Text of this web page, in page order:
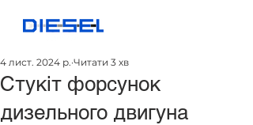
Стукіт форсунок
дизельного двигуна
4 лист. 2024 р. Читати 3 хв